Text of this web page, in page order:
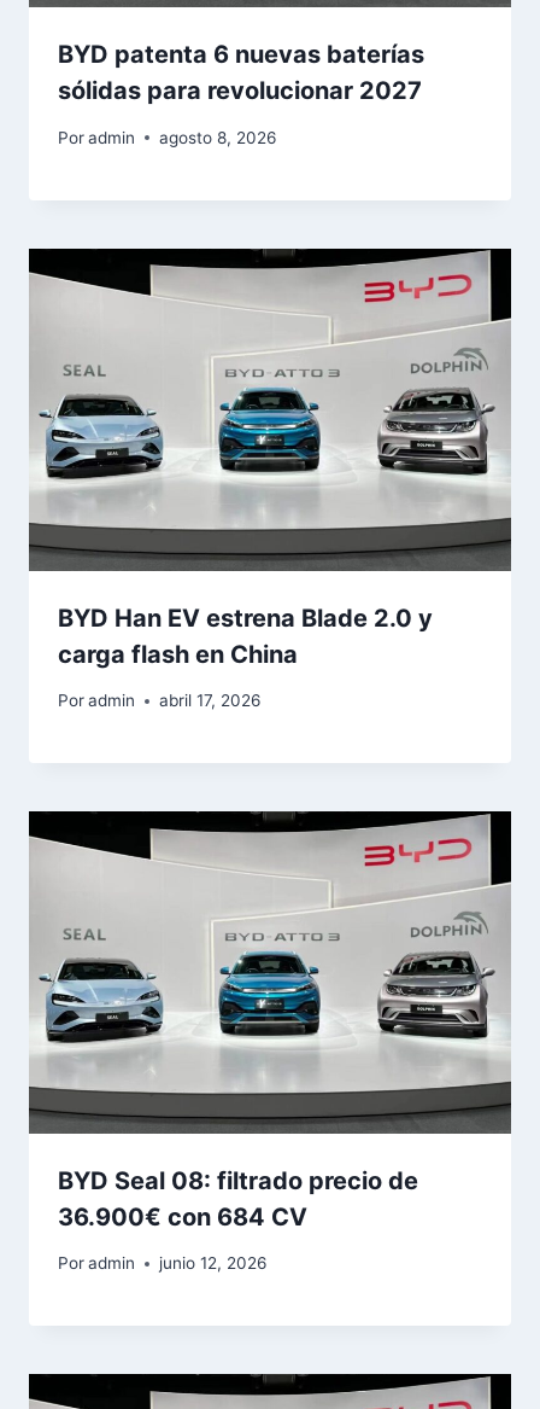
BYD patenta 6 nuevas baterías
sólidas para revolucionar 2027
Poradmin agosto 8, 2026
BYD Han EV estrena Blade 2.0 y
carga flash en China
Poradmin abril 17, 2026
BYD Seal 08: filtrado precio de
36.900€ con 684 CV
Poradmin junio 12, 2026